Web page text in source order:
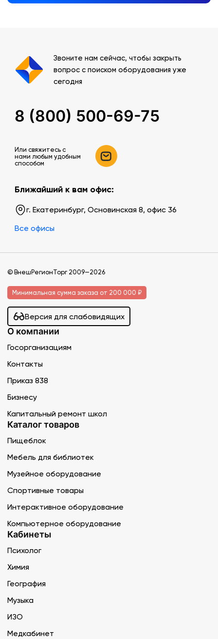
Звоните нам сейчас, чтобы закрыть
вопрос с поиском оборудования уже
сегодня
8 (800) 500-69-75
Или свяжитесь c
нами любым удобным
способом
Ближайший к вам офис:
г. Екатеринбург, Основинская 8, офис 36
Все офисы
© ВнешРегионТорг 2009—2026
Минимальная сумма заказа от 200 000 ₽
Версия для слабовидящих
О компании
Госорганизациям
Контакты
Приказ 838
Бизнесу
Капитальный ремонт школ
Каталог товаров
Пищеблок
Мебель для библиотек
Музейное оборудование
Спортивные товары
Интерактивное оборудование
Компьютерное оборудование
Кабинеты
Психолог
Химия
География
Музыка
ИЗО
Медкабинет